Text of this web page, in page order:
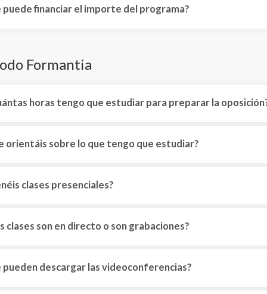
puede financiar el importe del programa?
Formantia
horas tengo que estudiar para preparar la
orientáis sobre lo que tengo que estudiar?
clases presenciales?
clases son en directo o son grabaciones?
pueden descargar las videoconferencias?